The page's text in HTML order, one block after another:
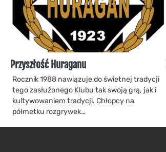
Przyszłość Huraganu
Rocznik 1988 nawiązuje do świetnej tradycji
tego zasłużonego Klubu tak swoją grą, jak i
kultywowaniem tradycji. Chłopcy na
półmetku rozgrywek…